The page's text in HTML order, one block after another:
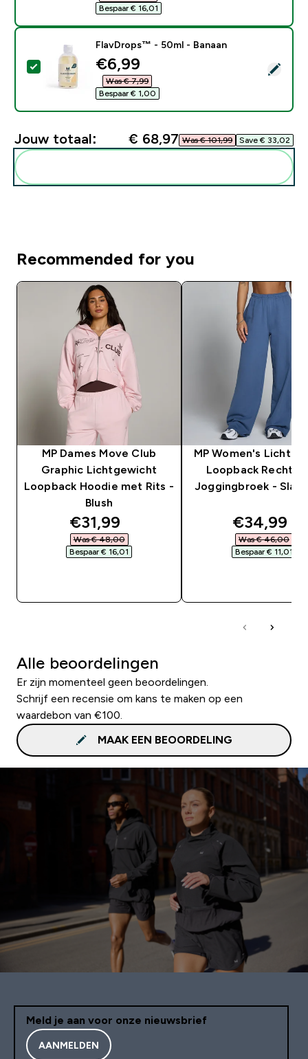
Bespaar € 16,01‎
Selecteer dit product - FlavDrops™ - 50ml - Banaan
FlavDrops™ - 50ml - Banaan
discounted price
€6,99‎
Was € 7,99‎
Bespaar € 1,00‎
Jouw totaal: € 68,97‎ Was € 101,99‎ Save € 33,02‎
Recommended for you
MP Dames Move Club
Graphic Lichtgewicht
Loopback Hoodie met Rits -
Blush
discounted price
€31,99‎
Was € 48,00‎
Bespaar € 16,01‎
MP Women's
Loopback Rechte
Joggingbroek -
€34,99‎
Was € 46,00‎
Bespaar € 11,01‎
Alle beoordelingen
Er zijn momenteel geen beoordelingen.
Schrijf een recensie om kans te maken op een
waardebon van €100.
MAAK EEN BEOORDELING
Meld je aan voor onze nieuwsbrief
AANMELDEN